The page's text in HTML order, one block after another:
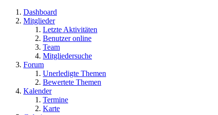
Dashboard
Mitglieder
Letzte Aktivitäten
Benutzer online
Team
Mitgliedersuche
Forum
Unerledigte Themen
Bewertete Themen
Kalender
Termine
Karte